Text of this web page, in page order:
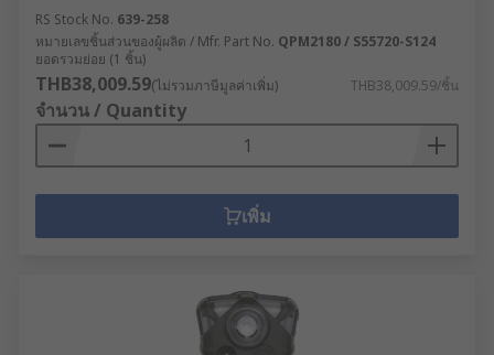
RS Stock No. 639-258
หมายเลขชิ้นส่วนของผู้ผลิต / Mfr. Part No. QPM2180 / S55720-S124
ยอดรวมย่อย (1 ชิ้น)
THB38,009.59(ไม่รวมภาษีมูลค่าเพิ่ม) THB38,009.59/ชิ้น
จำนวน / Quantity
เพิ่ม